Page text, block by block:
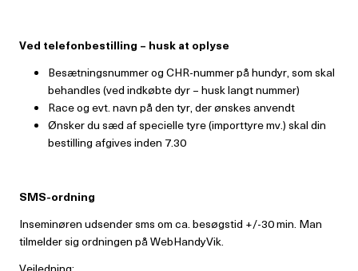
Ved telefonbestilling – husk at oplyse
Besætningsnummer og CHR-nummer på hundyr, som skal
behandles (ved indkøbte dyr – husk langt nummer)
Race og evt. navn på den tyr, der ønskes anvendt
Ønsker du sæd af specielle tyre (importtyre mv.) skal din
bestilling afgives inden 7.30
SMS-ordning
Inseminøren udsender sms om ca. besøgstid +/-30 min. Man
tilmelder sig ordningen på WebHandyVik.